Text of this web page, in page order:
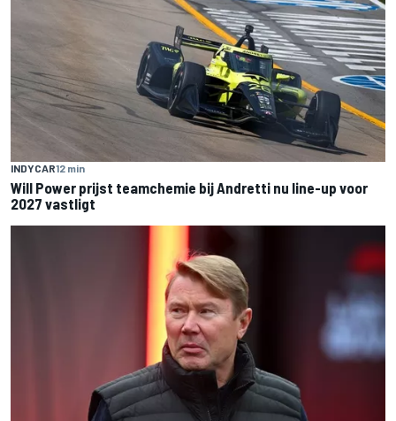
INDYCAR12 min
Will Power prijst teamchemie bij Andretti nu line-up voor
2027 vastligt